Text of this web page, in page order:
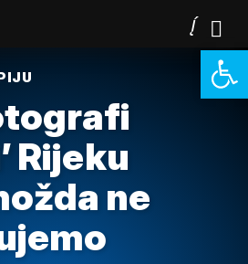
Rijeku
ne